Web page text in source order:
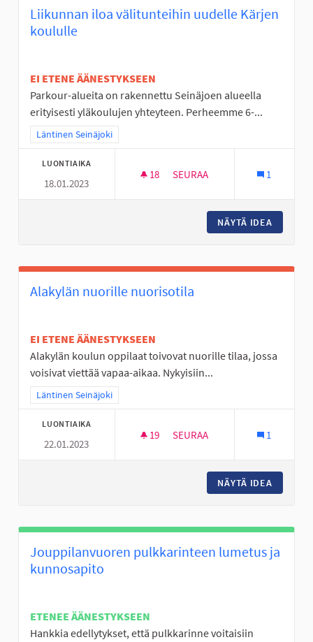
Liikunnan iloa välitunteihin uudelle Kärjen
koululle
EI ETENE ÄÄNESTYKSEEN
Parkour-alueita on rakennettu Seinäjoen alueella
erityisesti yläkoulujen yhteyteen. Perheemme 6-...
Rajaa tulokset teeman mukaan: Läntinen Seinäjoki
Läntinen Seinäjoki
LUONTIAIKA
18.01.2023
18 18 SEURAAJAA
SEURAA 1
NÄYTÄ IDEA
Alakylän nuorille nuorisotila
EI ETENE ÄÄNESTYKSEEN
Alakylän koulun oppilaat toivovat nuorille tilaa, jossa
voisivat viettää vapaa-aikaa. Nykyisiin...
Rajaa tulokset teeman mukaan: Läntinen Seinäjoki
Läntinen Seinäjoki
LUONTIAIKA
22.01.2023
19 19 SEURAAJAA
SEURAA 1
NÄYTÄ IDEA
Jouppilanvuoren pulkkarinteen lumetus ja
kunnosapito
ETENEE ÄÄNESTYKSEEN
Hankkia edellytykset, että pulkkarinne voitaisiin